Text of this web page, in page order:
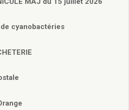
funéraire
civil
cyanobactéries